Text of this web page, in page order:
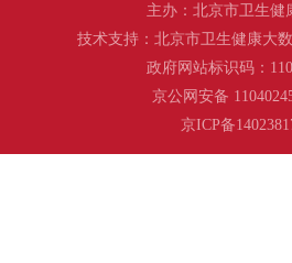
主办：北京市卫生健
技术支持：北京市卫生健康大
政府网站标识码：
京公网安备
京ICP备